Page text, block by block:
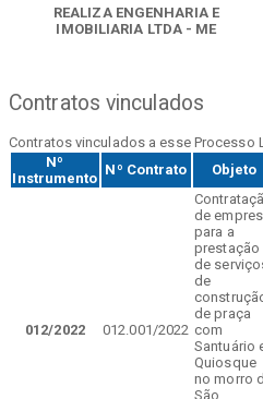
REALIZA ENGENHARIA E
IMOBILIARIA LTDA - ME
Contratos vinculados
Contratos vinculados a esse Processo
Nº
Instrumento
Nº Contrato Objeto
012/2022 012.001/2022
de
para a
prestação
de
de
de praça
com
Santuário
Quiosque
no morro
São